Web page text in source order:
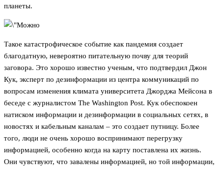
планеты.
Такое катастрофическое событие как пандемия создает
благодатную, невероятно питательную почву для теорий
заговора. Это хорошо известно ученым, что подтвердил Джон
Кук, эксперт по дезинформации из центра коммуникаций по
вопросам изменения климата университета Джорджа Мейсона в
беседе с журналистом The Washington Post. Кук обеспокоен
натиском информации и дезинформации в социальных сетях, в
новостях и кабельным каналам – это создает путницу. Более
того, люди не очень хорошо воспринимают перегрузку
информацией, особенно когда на карту поставлена их жизнь.
Они чувствуют, что завалены информацией, но той информации,